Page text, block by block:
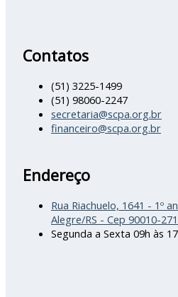
Contatos
(51) 3225-1499
(51) 98060-2247
secretaria@scpa.org.br
financeiro@scpa.org.br
Endereço
Rua Riachuelo, 1641 - 1º
Alegre/RS - Cep 90010-271
Segunda a Sexta 09h às